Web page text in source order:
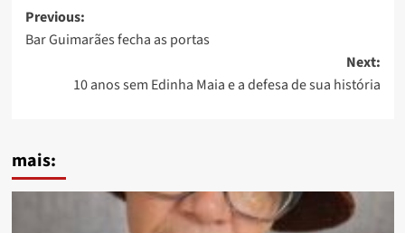
Post
navigation
Previous:
Bar Guimarães fecha as portas
Next:
10 anos sem Edinha Maia e a defesa de sua história
mais: